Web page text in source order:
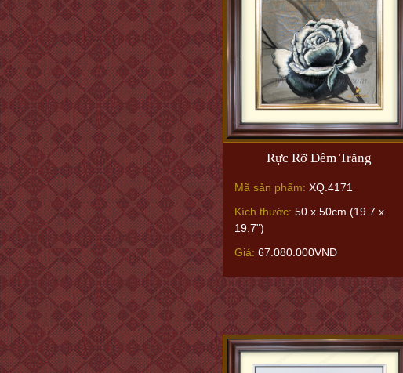
Rực Rỡ Đêm Trăng
Mã sản phẩm: XQ.4171
Kích thước: 50 x 50cm (19.7 x
19.7")
Giá: 67.080.000VNĐ